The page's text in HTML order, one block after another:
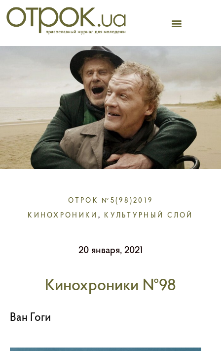
Перейти
содержимому
ОТРОК №5(98)2019
КИНОХРОНИКИ , КУЛЬТУРНЫЙ СЛОЙ
20 января, 2021
Кинохроники №98
Ван Гоги